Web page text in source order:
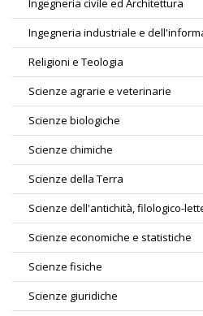
Ingegneria civile ed Architettura
Ingegneria industriale e
Religioni e Teologia
Scienze agrarie e veterinarie
Scienze biologiche
Scienze chimiche
Scienze della Terra
Scienze dell'antichità, filologico-
Scienze economiche e statistiche
Scienze fisiche
Scienze giuridiche